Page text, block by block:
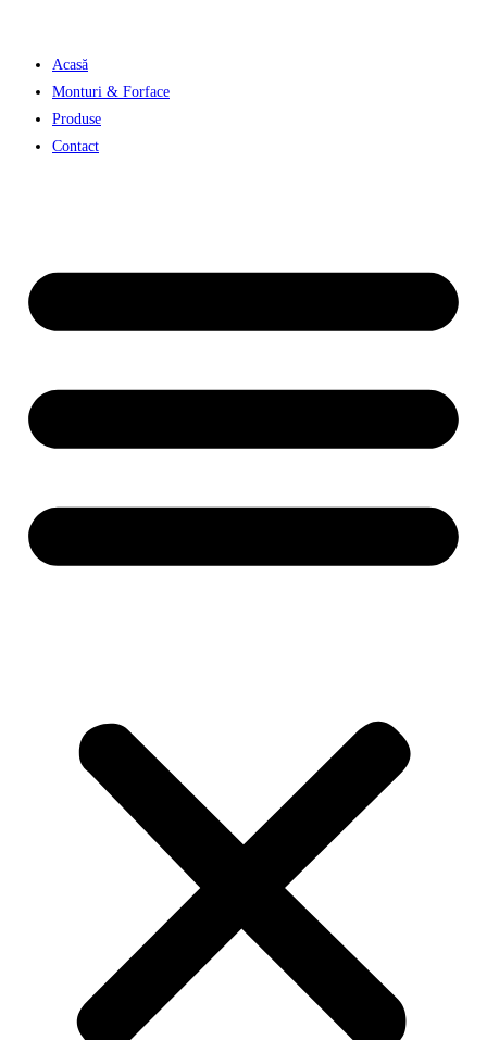
Acasă
Monturi & Forface
Produse
Contact